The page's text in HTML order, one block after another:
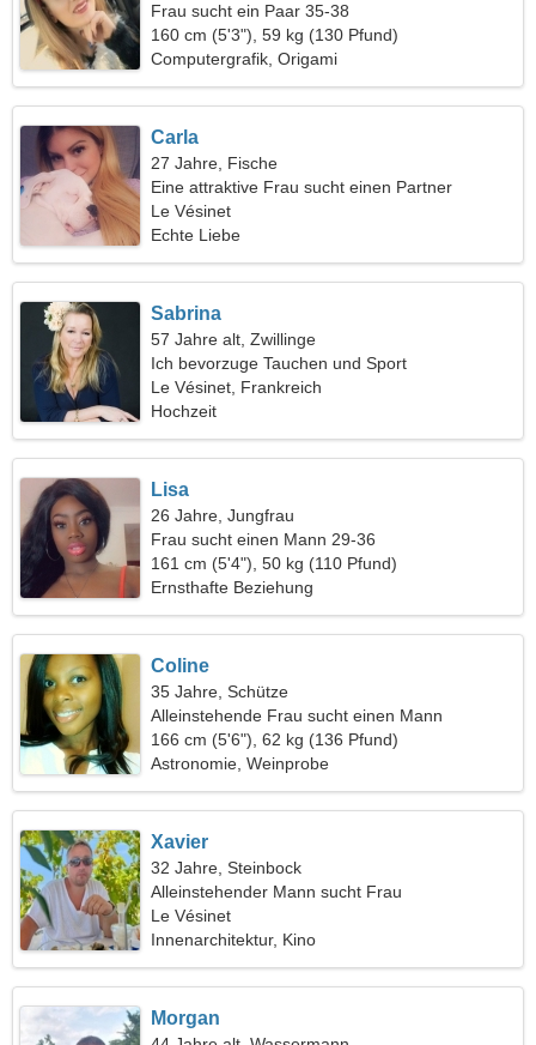
Frau sucht ein Paar 35-38
160 cm (5'3"), 59 kg (130 Pfund)
Computergrafik, Origami
Carla
27 Jahre, Fische
Eine attraktive Frau sucht einen Partner
Le Vésinet
Echte Liebe
Sabrina
57 Jahre alt, Zwillinge
Ich bevorzuge Tauchen und Sport
Le Vésinet, Frankreich
Hochzeit
Lisa
26 Jahre, Jungfrau
Frau sucht einen Mann 29-36
161 cm (5'4"), 50 kg (110 Pfund)
Ernsthafte Beziehung
Coline
35 Jahre, Schütze
Alleinstehende Frau sucht einen Mann
166 cm (5'6"), 62 kg (136 Pfund)
Astronomie, Weinprobe
Xavier
32 Jahre, Steinbock
Alleinstehender Mann sucht Frau
Le Vésinet
Innenarchitektur, Kino
Morgan